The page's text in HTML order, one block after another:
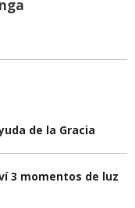
de la Gracia
3 momentos de luz